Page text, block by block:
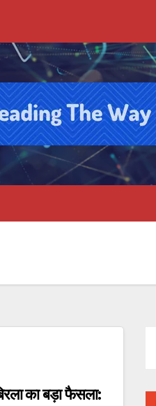
का बड़ा फैसला: